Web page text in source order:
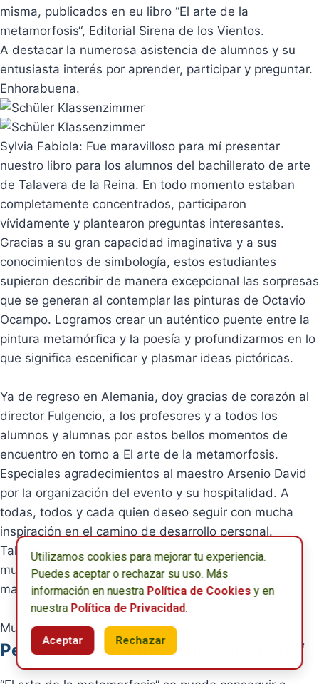
misma, publicados en eu libro “El arte de la
metamorfosis“, Editorial Sirena de los Vientos.
A destacar la numerosa asistencia de alumnos y su
entusiasta interés por aprender, participar y preguntar.
Enhorabuena.
Sylvia Fabiola: Fue maravilloso para mí presentar
nuestro libro para los alumnos del bachillerato de arte
de Talavera de la Reina. En todo momento estaban
completamente concentrados, participaron
vívidamente y plantearon preguntas interesantes.
Gracias a su gran capacidad imaginativa y a sus
conocimientos de simbología, estos estudiantes
supieron describir de manera excepcional las sorpresas
que se generan al contemplar las pinturas de Octavio
Ocampo. Logramos crear un auténtico puente entre la
pintura metamórfica y la poesía y profundizarmos en lo
que significa escenificar y plasmar ideas pictóricas.
Ya de regreso en Alemania, doy gracias de corazón al
director Fulgencio, a los profesores y a todos los
alumnos y alumnas por estos bellos momentos de
encuentro en torno a El arte de la metamorfosis.
Especiales agradecimientos al maestro Arsenio David
por la organización del evento y su hospitalidad. A
todas, todos y cada quien deseo seguir con mucha
inspiración en el camino de desarrollo personal.
Talavera de la Reina es un lugar precioso con
muchísima historia, la cual continúa gracias a la
magnífica labor de la Escuela de Arte. ¡Felicidades!
Muchos saludos, Sylvia Führer FABIOLA
Pedidos “El arte de la metamorfosis“
Utilizamos cookies para mejorar tu experiencia.
Puedes aceptar o rechazar su uso. Más
información en nuestra Política de Cookies y en
nuestra Política de Privacidad.
Aceptar Rechazar